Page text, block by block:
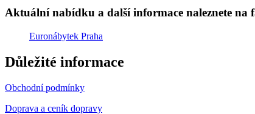
Aktuální nabídku a další informace naleznete na
Euronábytek Praha
Důležité informace
Obchodní podmínky
Doprava a ceník dopravy